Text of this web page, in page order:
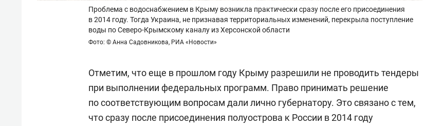
Проблема с водоснабжением в Крыму возникла практически сразу после его присоединения
в 2014 году. Тогда Украина, не признавая территориальных изменений, перекрыла поступление
воды по Северо-Крымскому каналу из Херсонской области
Фото: © Анна Садовникова, РИА «Новости»
Отметим, что еще в прошлом году Крыму разрешили не проводить тендеры
при выполнении федеральных программ. Право принимать решение
по соответствующим вопросам дали лично губернатору. Это связано с тем,
что сразу после присоединения полуострова к России в 2014 году